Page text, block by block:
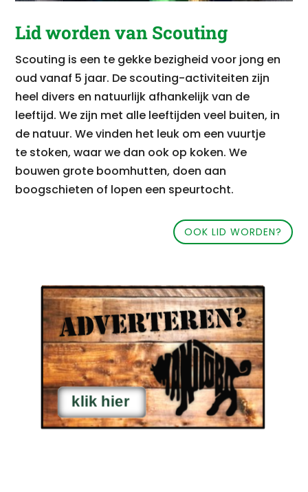
Lid worden van Scouting
Scouting is een te gekke bezigheid voor jong en
oud vanaf 5 jaar. De scouting-activiteiten zijn
heel divers en natuurlijk afhankelijk van de
leeftijd. We zijn met alle leeftijden veel buiten, in
de natuur. We vinden het leuk om een vuurtje
te stoken, waar we dan ook op koken. We
bouwen grote boomhutten, doen aan
boogschieten of lopen een speurtocht.
OOK LID WORDEN?